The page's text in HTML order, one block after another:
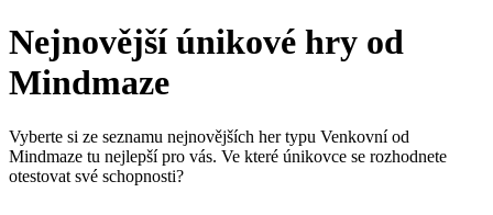
Nejnovější únikové hry od
Mindmaze
Vyberte si ze seznamu nejnovějších her typu Venkovní od
Mindmaze tu nejlepší pro vás. Ve které únikovce se rozhodnete
otestovat své schopnosti?